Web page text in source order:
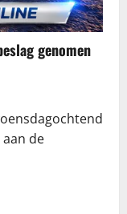
genomen
de